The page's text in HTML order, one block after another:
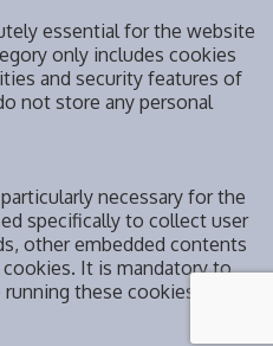
essential for the website
only includes cookies
and security features of
not store any personal
necessary for the
specifically to collect user
other embedded contents
It is mandatory to
these cookies on